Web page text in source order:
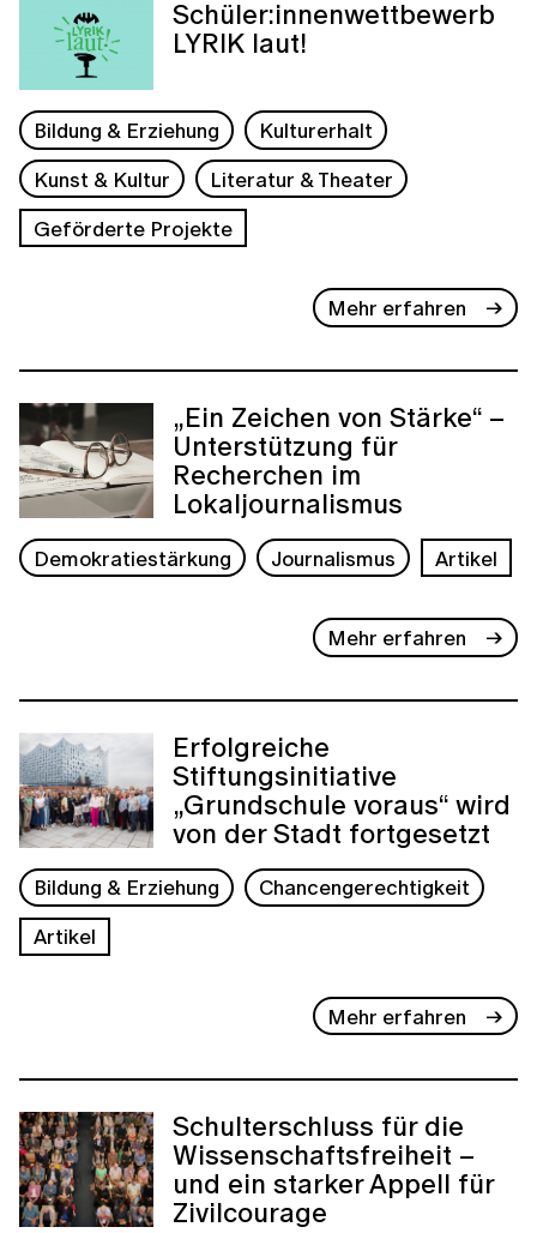
Schüler:innenwettbewerb
LYRIK laut!
Bildung & Erziehung
Kulturerhalt
Kunst & Kultur
Literatur & Theater
Geförderte Projekte
Mehr erfahren
„Ein Zeichen von Stärke“ –
Unterstützung für
Recherchen im
Lokaljournalismus
Demokratiestärkung Journalismus Artikel
Mehr erfahren
Erfolgreiche
Stiftungsinitiative
„Grundschule voraus“ wird
von der Stadt fortgesetzt
Bildung & Erziehung
Chancengerechtigkeit
Artikel
Mehr erfahren
Schulterschluss für die
Wissenschaftsfreiheit –
und ein starker Appell für
Zivilcourage